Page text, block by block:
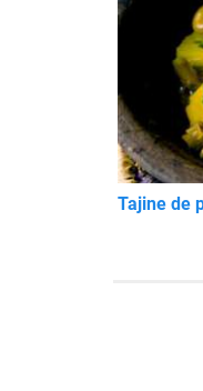
Tajine de